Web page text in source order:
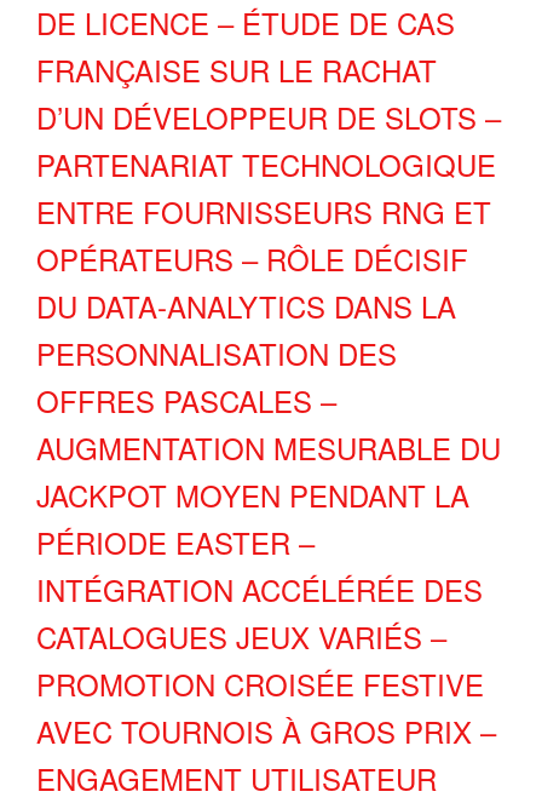
DE LICENCE – ÉTUDE DE CAS
FRANÇAISE SUR LE RACHAT
D’UN DÉVELOPPEUR DE SLOTS –
PARTENARIAT TECHNOLOGIQUE
ENTRE FOURNISSEURS RNG ET
OPÉRATEURS – RÔLE DÉCISIF
DU DATA‑ANALYTICS DANS LA
PERSONNALISATION DES
OFFRES PASCALES –
AUGMENTATION MESURABLE DU
JACKPOT MOYEN PENDANT LA
PÉRIODE EASTER –
INTÉGRATION ACCÉLÉRÉE DES
CATALOGUES JEUX VARIÉS –
PROMOTION CROISÉE FESTIVE
AVEC TOURNOIS À GROS PRIX –
ENGAGEMENT UTILISATEUR